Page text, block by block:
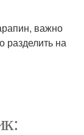
важно
разделить на